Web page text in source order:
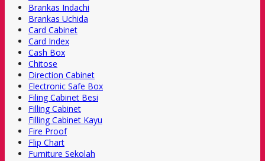
Brankas Indachi
Brankas Uchida
Card Cabinet
Card Index
Cash Box
Chitose
Direction Cabinet
Electronic Safe Box
Filing Cabinet Besi
Filling Cabinet
Filling Cabinet Kayu
Fire Proof
Flip Chart
Furniture Sekolah